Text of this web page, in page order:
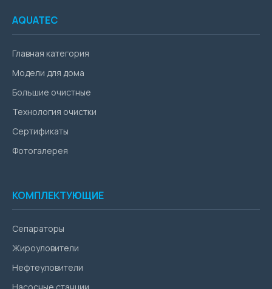
AQUATEC
Главная категория
Модели для дома
Большие очистные
Технология очистки
Сертификаты
Фотогалерея
КОМПЛЕКТУЮЩИЕ
Сепараторы
Жироуловители
Нефтеуловители